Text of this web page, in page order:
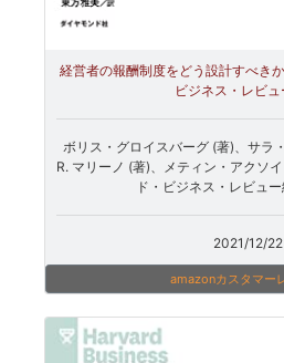
経営者の報酬制度をどう設計すべき
ビジネス・レビュ
ボリス・グロイスバーグ (著)、サラ
R. マリーノ (著)、メティン・アクソ
ド・ビジネス・レビュ
2021/12/22
amazonカスタマー